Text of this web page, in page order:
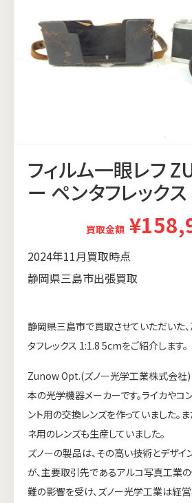
フィルム一眼レフ
ー ペンタフレック
買取金額
2024年11月買取時点
静岡県三島市出張買取
静岡県三島市で買取させていただいた
タフレックス 1:1.8 5cmをご紹介します。
Zunow Opt.(ズノー光学工業株式会社)
本の光学機器メーカーです。ライカやコ
ント用の交換レンズを作っていました
ネ用のレンズも生産していました。
ズノーの製品は、その高い技術とデザイ
が、主要取引先であるアルコ写真工業
難の影響を受け、ズノー光学工業は経